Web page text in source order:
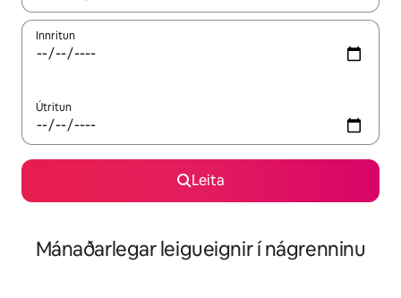
Innritun
Útritun
Leita
Mánaðarlegar leigueignir í nágrenninu